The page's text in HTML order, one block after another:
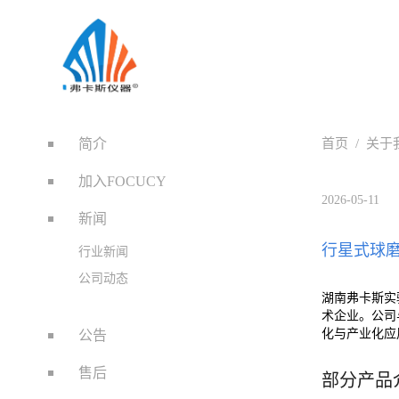
简介
加入FOCUCY
新闻
行业新闻
公司动态
公告
售后
首页 / 关于
2026-05-11
行星式球
湖南弗卡斯
术企业。公
化与产业化
部分产品